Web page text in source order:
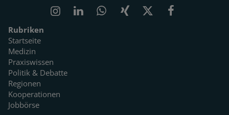
Rubriken
Startseite
Medizin
Praxiswissen
Politik & Debatte
Regionen
Kooperationen
Jobbörse